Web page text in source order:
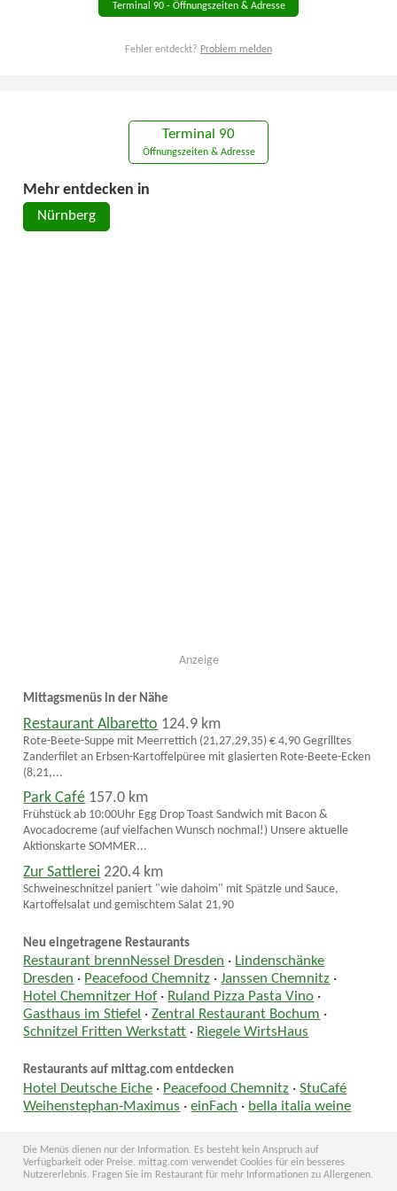
Terminal 90 - Öffnungszeiten & Adresse
Fehler entdeckt? Problem melden
Terminal 90
Öffnungszeiten & Adresse
Mehr entdecken in
Nürnberg
Anzeige
Mittagsmenüs in der Nähe
Restaurant Albaretto 124.9 km
Rote-Beete-Suppe mit Meerrettich (21,27,29,35) € 4,90 Gegrilltes
Zanderfilet an Erbsen-Kartoffelpüree mit glasierten Rote-Beete-Ecken
(8,21,...
Park Café 157.0 km
Frühstück ab 10:00Uhr Egg Drop Toast Sandwich mit Bacon &
Avocadocreme (auf vielfachen Wunsch nochmal!) Unsere aktuelle
Aktionskarte SOMMER...
Zur Sattlerei 220.4 km
Schweineschnitzel paniert "wie dahoim" mit Spätzle und Sauce,
Kartoffelsalat und gemischtem Salat 21,90
Neu eingetragene Restaurants
Restaurant brennNessel Dresden · Lindenschänke
Dresden · Peacefood Chemnitz ·Janssen Chemnitz ·
Hotel Chemnitzer Hof · Ruland Pizza Pasta Vino ·
Gasthaus im Stiefel ·Zentral Restaurant Bochum ·
Schnitzel Fritten Werkstatt · Riegele WirtsHaus
Restaurants auf mittag.com entdecken
Hotel Deutsche Eiche · Peacefood Chemnitz ·StuCafé
Weihenstephan-Maximus ·einFach · bella italia weine
Die Menüs dienen nur der Information. Es besteht kein Anspruch auf
Verfügbarkeit oder Preise. mittag.com verwendet Cookies für ein besseres
Nutzererlebnis. Fragen Sie im Restaurant für mehr Informationen zu Allergenen.